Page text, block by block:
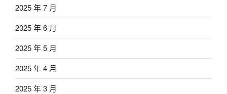
2025 年 7 月
2025 年 6 月
2025 年 5 月
2025 年 4 月
2025 年 3 月